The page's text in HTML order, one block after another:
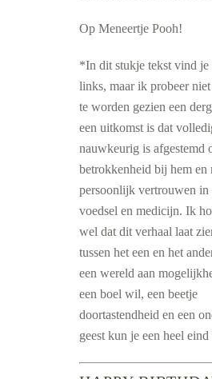
Op Meneertje Pooh!
*In dit stukje tekst vind je
links, maar ik probeer
te worden gezien een
een uitkomst is dat
nauwkeurig is afgestemd
betrokkenheid bij hem en
persoonlijk vertrouwen in
voedsel en medicijn. Ik
wel dat dit verhaal laat
tussen het een en het
een wereld aan
een boel wil, een beetje
doortastendheid en een
geest kun je een heel